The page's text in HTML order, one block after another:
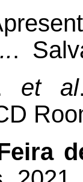
.
et al